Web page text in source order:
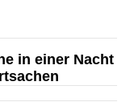
in einer Nacht